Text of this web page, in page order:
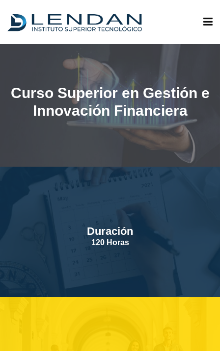
QUIÉNES SOMOS
Curso Superior en Gestión e
Innovación Financiera
Duración
120 Horas